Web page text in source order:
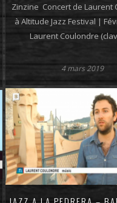
Zinzine Concert de Laurent
à Altitude Jazz Festival |
Laurent Coulondre
4 mars 2019